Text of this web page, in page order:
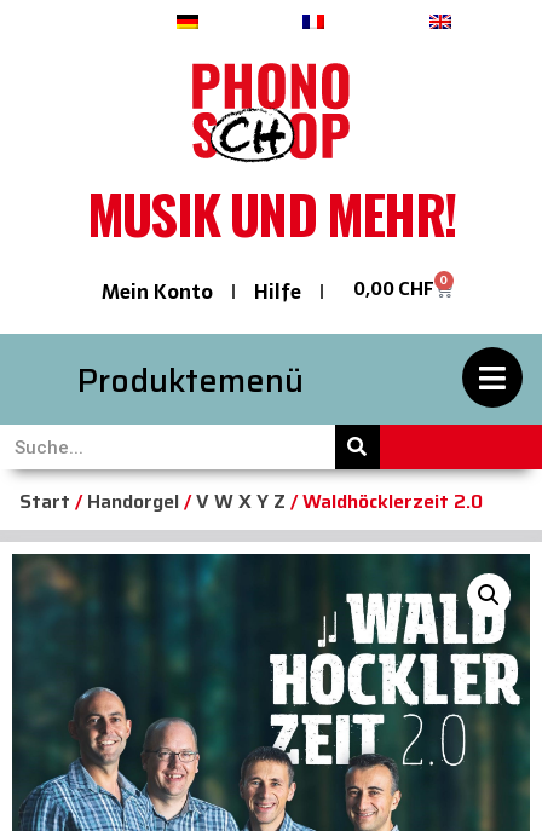
MUSIK UND MEHR!
Mein Konto Hilfe 0,00CHF 0
Produktemenü
Start /Handorgel/V W X Y Z / Waldhöcklerzeit 2.0